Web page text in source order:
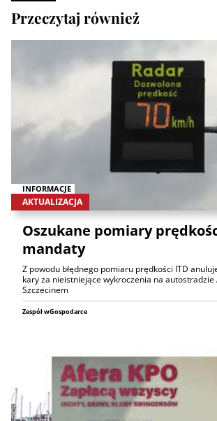
Przeczytaj również
INFORMACJE
AKTUALIZACJA
Oszukane pomiary
mandaty
Z powodu błędnego pomiaru prędkości ITD
kary za nieistniejące wykroczenia na autostradzie
Szczecinem
Zespół wGospodarce